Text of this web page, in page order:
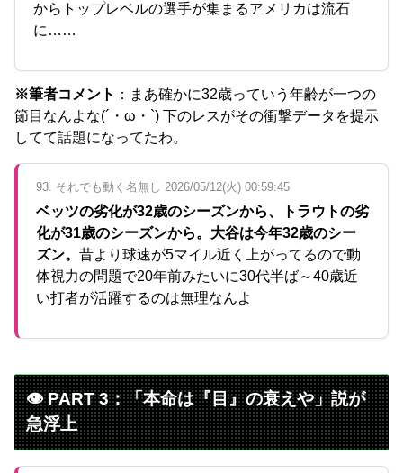
からトップレベルの選手が集まるアメリカは流石
に……
※筆者コメント ：まあ確かに32歳っていう年齢が一つの
節目なんよな(´・ω・`) 下のレスがその衝撃データを提示
してて話題になってたわ。
93. それでも動く名無し 2026/05/12(火) 00:59:45
ベッツの劣化が32歳のシーズンから、トラウトの劣
化が31歳のシーズンから。大谷は今年32歳のシー
ズン。 昔より球速が5マイル近く上がってるので動
体視力の問題で20年前みたいに30代半ば～40歳近
い打者が活躍するのは無理なんよ
👁️ PART 3：「本命は『目』の衰えや」説が
急浮上